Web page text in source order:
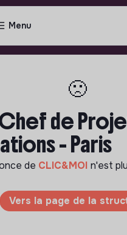
Menu
🙁
de
- Paris
de CLIC&MOI n'est
Vers la page de la